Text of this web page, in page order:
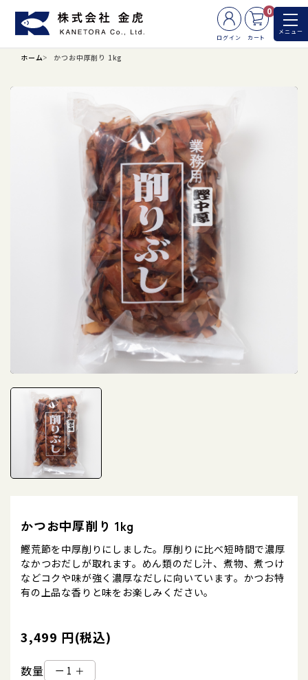
ログイン
0
カート
メニュー
ホーム かつお中厚削り 1kg
かつお中厚削り 1kg
鰹荒節を中厚削りにしました。厚削りに比べ短時間で濃厚
なかつおだしが取れます。めん類のだし汁、煮物、煮つけ
などコクや味が強く濃厚なだしに向いています。かつお特
有の上品な香りと味をお楽しみください。
3,499 円(税込)
数量 ー ＋